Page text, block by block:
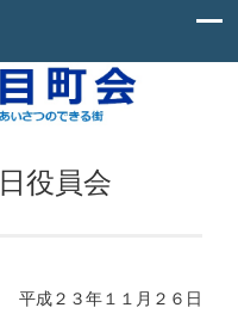
役員会
平成２３年１１月２６日